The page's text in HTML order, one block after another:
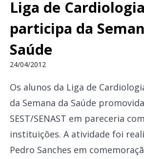
Liga de Cardiologia
participa da
Saúde
24/04/2012
Os alunos da Liga de
da Semana da Saúde
SEST/SENAST em pareceria
instituições. A atividade foi
Pedro Sanches em